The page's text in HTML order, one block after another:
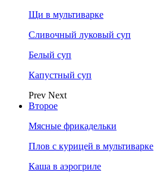
Щи в мультиварке
Сливочный луковый суп
Белый суп
Капустный суп
Prev Next
Второе
Мясные фрикадельки
Плов с курицей в мультиварке
Каша в аэрогриле